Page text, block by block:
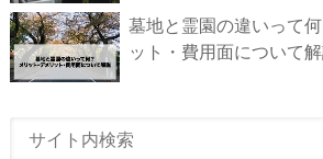
墓地と霊園の違いって
ット・費用面について